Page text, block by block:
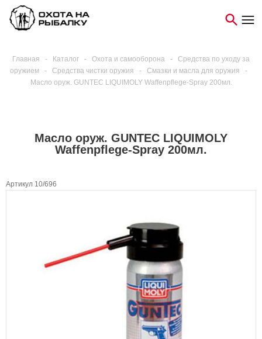
Главная - Каталог - Охота и самооборона -
Средства по уходу за
оружием
- Средства чистки оружия - Смазки и масла для оружия
-
Масло оруж. GUNTEC LIQUIMOLY Waffenpflege-Spray 200мл.
Масло оруж. GUNTEC LIQUIMOLY
Waffenpflege-Spray 200мл.
Артикул 10/696